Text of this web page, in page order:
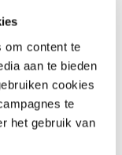
om content te
aan te bieden
cookies
te
het gebruik van